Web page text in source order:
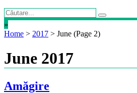
»
Home > 2017 > June (Page 2)
June 2017
Amăgire